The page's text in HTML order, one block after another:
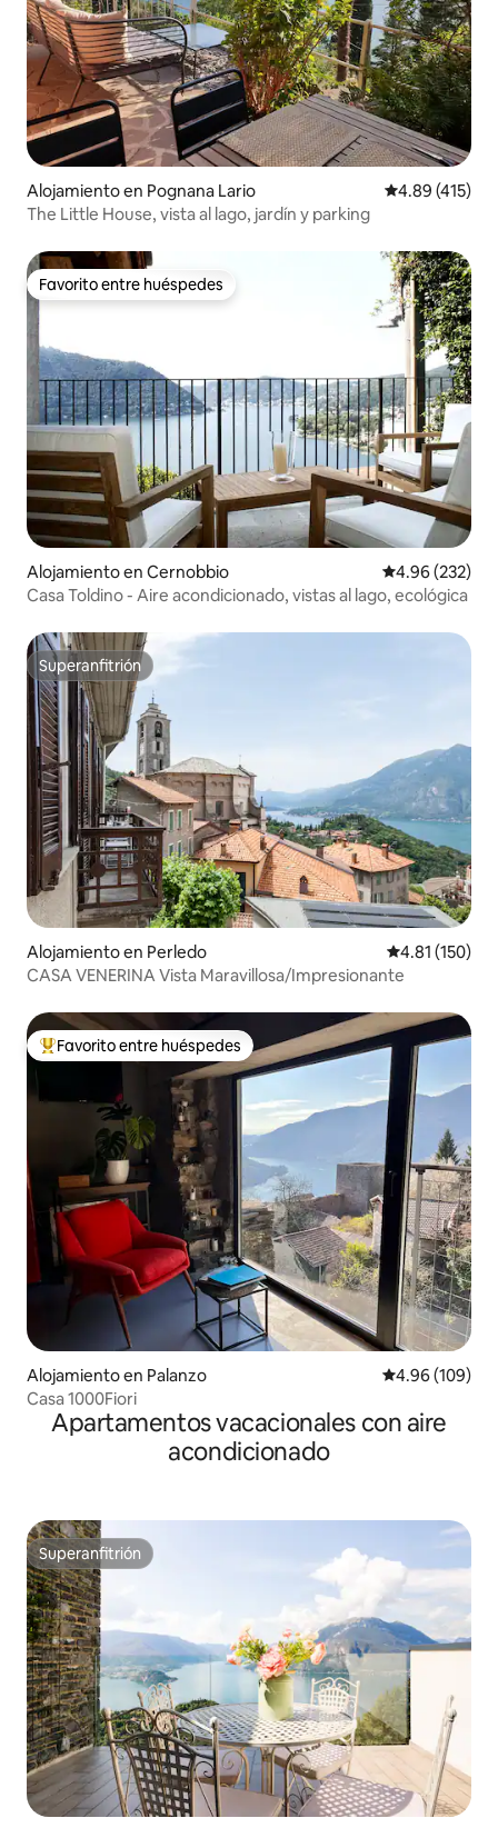
Alojamiento en Pognana Lario Calificación
4.89 (415)
The Little House, vista al lago, jardín y parking
Favorito entre huéspedes
Favorito entre huéspedes
Alojamiento en Cernobbio Calificación
4.96 (232)
Casa Toldino - Aire acondicionado, vistas al lago, ecológica
Superanfitrión
Superanfitrión
Alojamiento en Perledo Calificación
4.81 (150)
CASA VENERINA Vista Maravillosa/Impresionante
Favorito entre huéspedes preferido
Favorito entre huéspedes
Alojamiento en Palanzo Calificación
4.96 (109)
Casa 1000Fiori
Apartamentos vacacionales con aire
acondicionado
Superanfitrión
Superanfitrión